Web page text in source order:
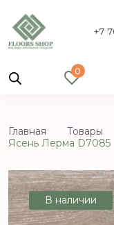
+7
0
Главная Товары
Ясень Лерма D7085
В наличии